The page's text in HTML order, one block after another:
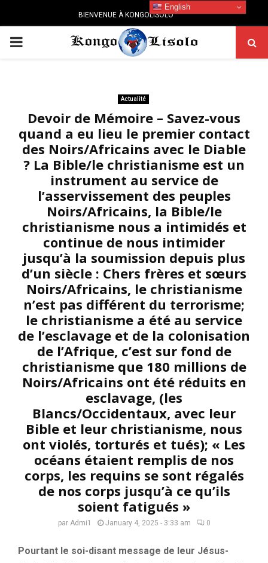
BIENVENUE À KONGOLISOLO
PRIMARY
Actualité
Devoir de Mémoire – Savez-vous
quand a eu lieu le premier contact
des Noirs/Africains avec le Diable
? La Bible/le christianisme est un
instrument au service de
l’asservissement des peuples
Noirs/Africains, la Bible/le
christianisme nous a intimidés et
continue de nous intimider
jusqu’à la soumission depuis plus
d’un siècle : Chers frères et sœurs
Noirs/Africains, le christianisme
n’est pas différent du terrorisme;
le christianisme a été au service
de l’esclavage et de la colonisation
de l’Afrique, c’est sur fond de
christianisme que 180 millions de
Noirs/Africains ont été réduits en
esclavage, (les
Blancs/Occidentaux, avec leur
Bible et leur christianisme, nous
ont violés, torturés et tués); « Les
océans étaient remplis de nos
corps, les requins se sont régalés
de nos corps jusqu’à ce qu’ils
soient fatigués »
par Admi1 January 4, 2025 - 3:33 am 0
Pourtant le soi-disant message de leur Jésus-
English